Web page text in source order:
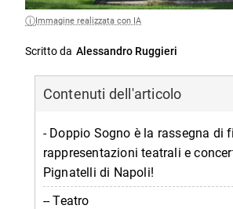
Immagine realizzata con IA
Scritto da Alessandro Ruggieri
Contenuti dell'articolo
- Doppio Sogno è la rassegna di
rappresentazioni teatrali e
Pignatelli di Napoli!
-- Teatro